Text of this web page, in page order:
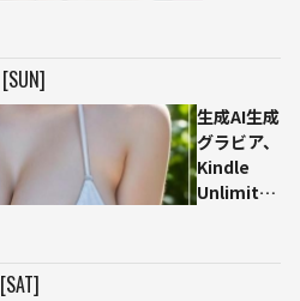
開発
商用
利用
可能
ービス開
始 NFT購
入で参加
可能
[SUN]
生成AI生成
グラビア、
Kindle
Unlimited
[SAT]